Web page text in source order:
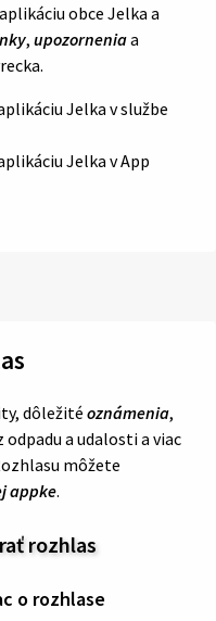
obce Jelka a
, upozorneniaa
dôležité oznámenia,
odpadu a udalosti a viac
môžete
appke.
rozhlas
o rozhlase